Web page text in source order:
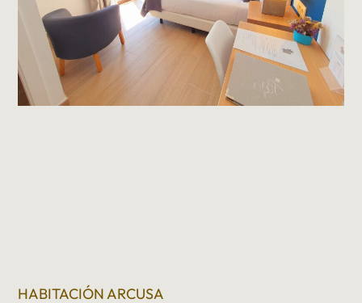
HABITACIÓN ARCUSA